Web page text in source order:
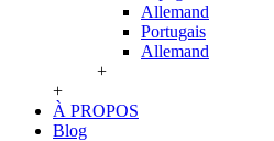
Allemand
Portugais
Allemand
+
+
À PROPOS
Blog